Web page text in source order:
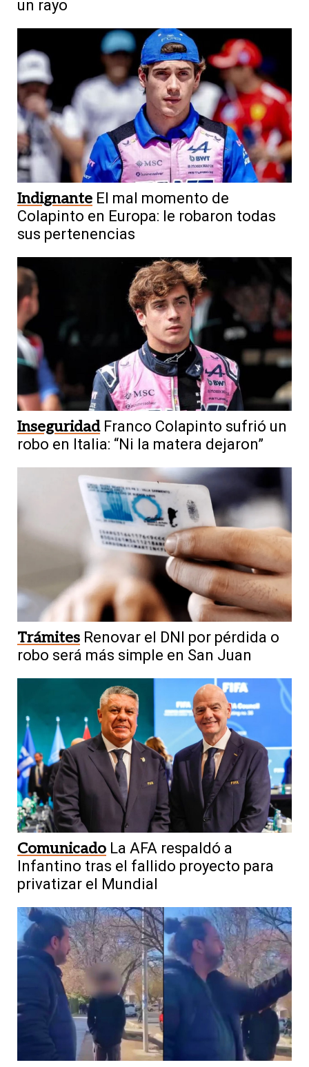
un rayo
Indignante El mal momento de
Colapinto en Europa: le robaron todas
sus pertenencias
Inseguridad Franco Colapinto sufrió un
robo en Italia: “Ni la matera dejaron”
Trámites Renovar el DNI por pérdida o
robo será más simple en San Juan
Comunicado La AFA respaldó a
Infantino tras el fallido proyecto para
privatizar el Mundial